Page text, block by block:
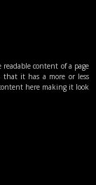
content of a page
it has a more or less
here making it look